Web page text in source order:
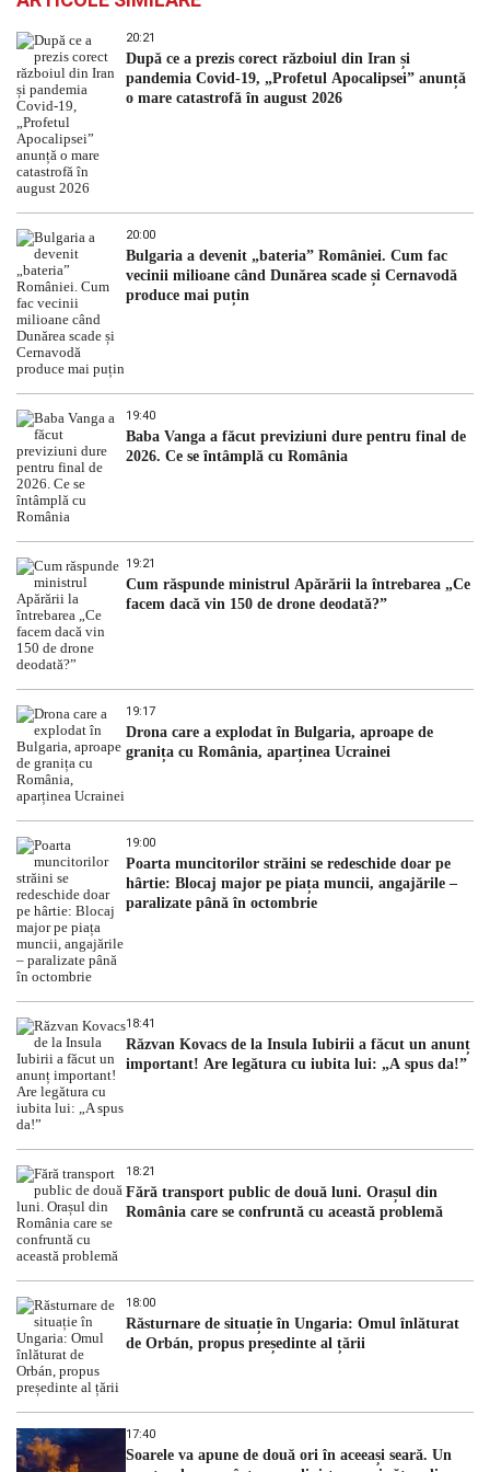
20:21
După ce a prezis corect războiul din Iran și
pandemia Covid-19, „Profetul Apocalipsei” anunță
o mare catastrofă în august 2026
20:00
Bulgaria a devenit „bateria” României. Cum fac
vecinii milioane când Dunărea scade și Cernavodă
produce mai puțin
19:40
Baba Vanga a făcut previziuni dure pentru final de
2026. Ce se întâmplă cu România
19:21
Cum răspunde ministrul Apărării la întrebarea „Ce
facem dacă vin 150 de drone deodată?”
19:17
Drona care a explodat în Bulgaria, aproape de
granița cu România, aparținea Ucrainei
19:00
Poarta muncitorilor străini se redeschide doar pe
hârtie: Blocaj major pe piața muncii, angajările –
paralizate până în octombrie
18:41
Răzvan Kovacs de la Insula Iubirii a făcut un anunț
important! Are legătura cu iubita lui: „A spus da!”
18:21
Fără transport public de două luni. Orașul din
România care se confruntă cu această problemă
18:00
Răsturnare de situație în Ungaria: Omul înlăturat
de Orbán, propus președinte al țării
17:40
Soarele va apune de două ori în aceeași seară. Un